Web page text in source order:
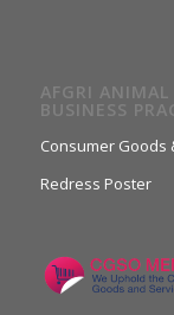
AFGRI ANIMAL
BUSINESS
Consumer Goods
Redress Poster